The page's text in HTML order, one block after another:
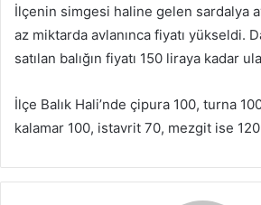
İlçenin simgesi haline gelen sardalya
az miktarda avlanınca fiyatı yükseldi.
satılan balığın fiyatı 150 liraya kadar
İlçe Balık Hali’nde çipura 100, turna
kalamar 100, istavrit 70, mezgit ise 120